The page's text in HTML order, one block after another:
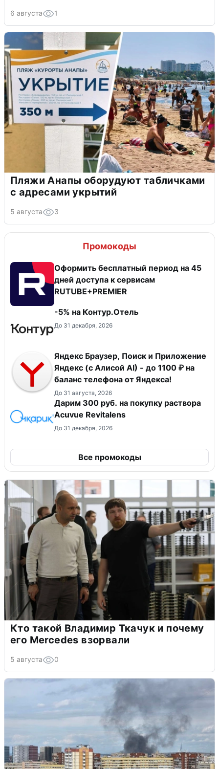
6 августа 1
Пляжи Анапы оборудуют табличками
с адресами укрытий
5 августа 3
Промокоды
Оформить бесплатный период на 45
дней доступа к сервисам
RUTUBE+PREMIER
-5% на Контур.Отель
До 31 декабря, 2026
Яндекс Браузер, Поиск и Приложение
Яндекс (с Алисой AI) - до 1100 ₽ на
баланс телефона от Яндекса!
До 31 августа, 2026
Дарим 300 руб. на покупку раствора
Acuvue Revitalens
До 31 декабря, 2026
Все промокоды
Кто такой Владимир Ткачук и почему
его Mercedes взорвали
5 августа 0